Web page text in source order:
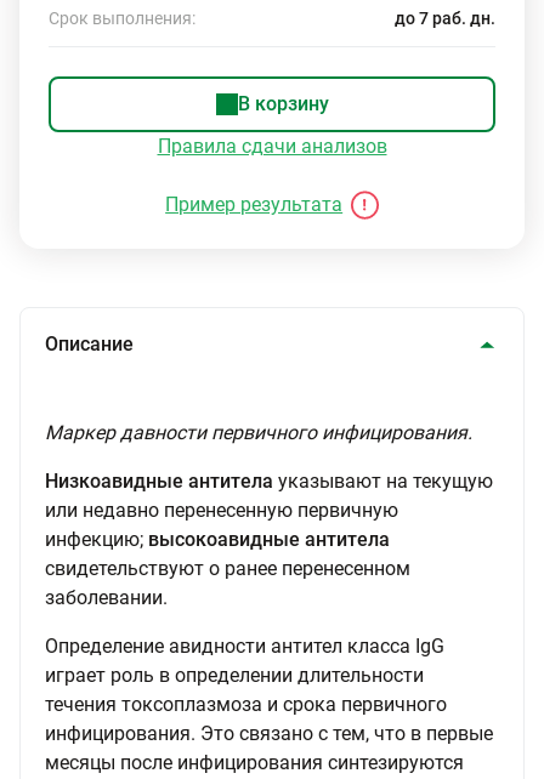
Срок выполнения: до 7 раб. дн.
В корзину
Правила сдачи анализов
Пример результата
Описание
Маркер давности первичного инфицирования.
Низкоавидные антитела указывают на текущую
или недавно перенесенную первичную
инфекцию; высокоавидные антитела
свидетельствуют о ранее перенесенном
заболевании.
Определение авидности антител класса IgG
играет роль в определении длительности
течения токсоплазмоза и срока первичного
инфицирования. Это связано с тем, что в первые
месяцы после инфицирования синтезируются